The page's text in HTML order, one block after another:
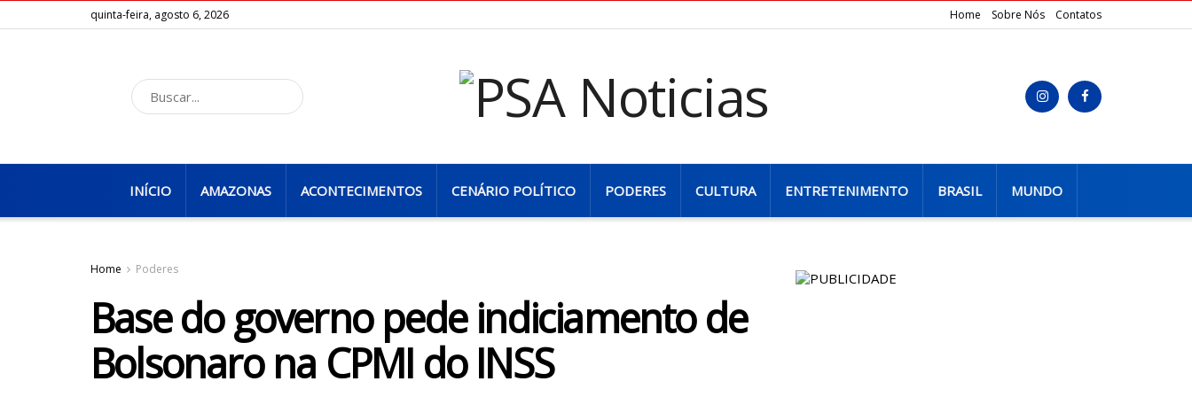
quinta-feira, agosto 6, 2026 Home Sobre Nós Contatos
INÍCIO AMAZONAS ACONTECIMENTOS CENÁRIO POLÍTICO PODERES CULTURA ENTRETENIMENTO BRASIL MUNDO
Home Poderes
Base do governo pede indiciamento de
Bolsonaro na CPMI do INSS